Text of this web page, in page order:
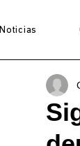
Noticias